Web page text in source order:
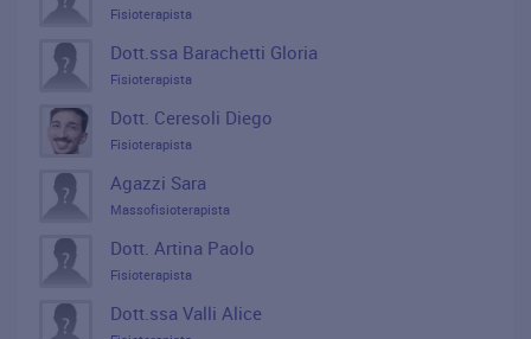
Fisioterapista
Dott.ssa Barachetti Gloria
Fisioterapista
Dott. Ceresoli Diego
Fisioterapista
Agazzi Sara
Massofisioterapista
Dott. Artina Paolo
Fisioterapista
Dott.ssa Valli Alice